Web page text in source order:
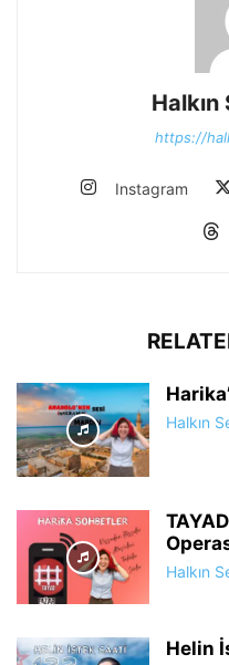
Halkın
https://
Instagram
Halkın
Halkın
Helin